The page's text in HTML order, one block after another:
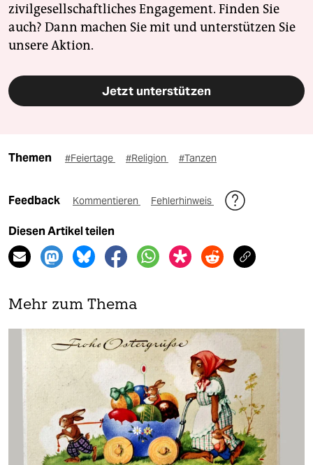
zivilgesellschaftliches Engagement. Finden Sie
auch? Dann machen Sie mit und unterstützen Sie
unsere Aktion.
Jetzt unterstützen
Themen #Feiertage #Religion #Tanzen
Feedback Kommentieren Fehlerhinweis
Diesen Artikel teilen
Mehr zum Thema